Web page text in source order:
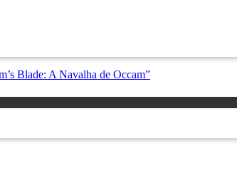
Blade: A Navalha de Occam”